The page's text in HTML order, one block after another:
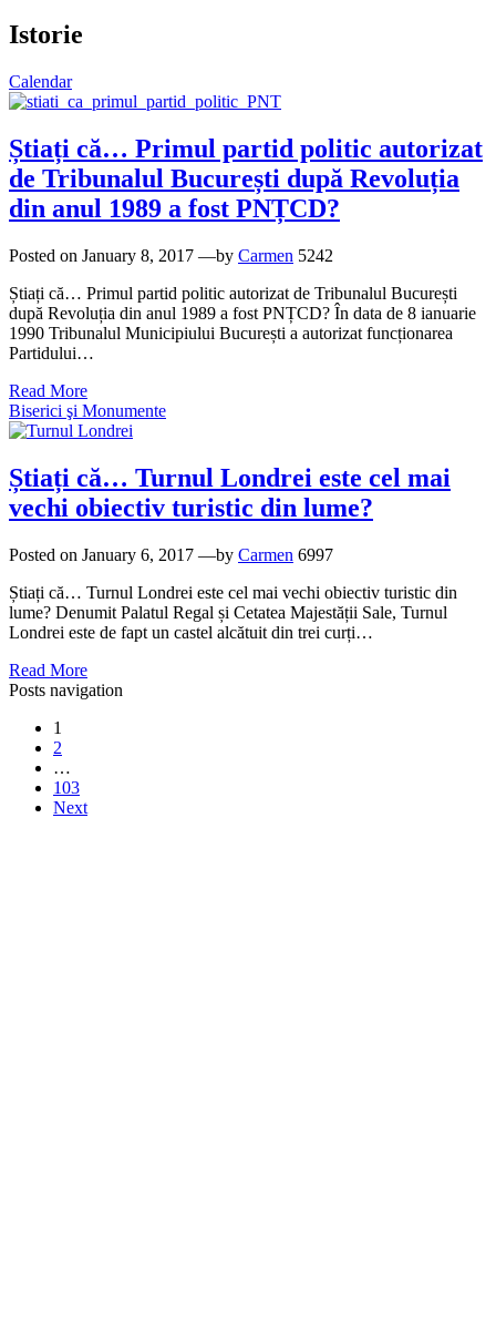
Istorie
Calendar
Știați că… Primul partid politic autorizat
de Tribunalul București după Revoluția
din anul 1989 a fost PNȚCD?
Posted on January 8, 2017 —by Carmen 5242
Știați că… Primul partid politic autorizat de Tribunalul București
după Revoluția din anul 1989 a fost PNȚCD? În data de 8 ianuarie
1990 Tribunalul Municipiului București a autorizat funcționarea
Partidului…
Read More
Biserici şi Monumente
Știați că… Turnul Londrei este cel mai
vechi obiectiv turistic din lume?
Posted on January 6, 2017 —by Carmen 6997
Știați că… Turnul Londrei este cel mai vechi obiectiv turistic din
lume? Denumit Palatul Regal și Cetatea Majestății Sale, Turnul
Londrei este de fapt un castel alcătuit din trei curți…
Read More
Posts navigation
1
2
…
103
Next